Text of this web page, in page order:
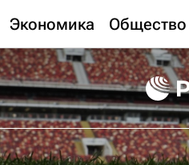
Экономика Общество